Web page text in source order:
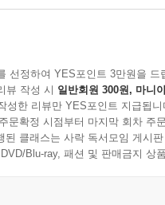
선정하여 YES포인트 3만원을 드
뷰 작성 시 일반회원 300원, 마니
성한 리뷰만 YES포인트 지급됩니
문확정 시점부터 마지막 회차 주
된 클래스는 사락 독서모임 게시
Blu-ray, 패션 및 판매금지 상